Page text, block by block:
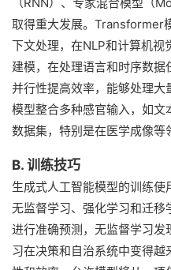
取得重大发展。Transformer
下文处理，在NLP和计算机视
建模，在处理语言和时序数
并行性提高效率，能够处理
模型整合多种感官输入，如
数据集，特别是在医学成像等
B. 训练技巧
生成式人工智能模型的训练使
无监督学习、强化学习和迁
进行准确预测，无监督学习
习在决策和自治系统中变得